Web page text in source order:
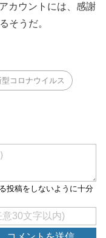
カウントには、感謝
そうだ。
型コロナウイルス